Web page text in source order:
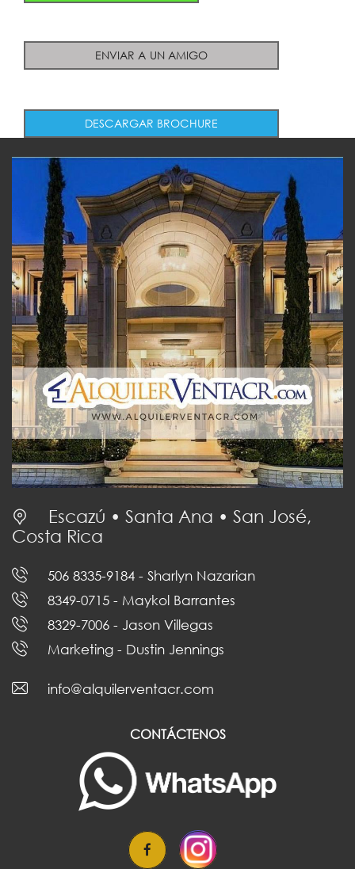
ENVIAR A UN AMIGO
DESCARGAR BROCHURE
Escazú • Santa Ana • San José,
Costa Rica
506 8335-9184 - Sharlyn Nazarian
8349-0715 - Maykol Barrantes
8329-7006 - Jason Villegas
Marketing - Dustin Jennings
info@alquilerventacr.com
CONTÁCTENOS